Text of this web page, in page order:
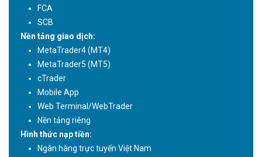
FCA
SCB
Nền tảng giao dịch:
MetaTrader4 (MT4)
MetaTrader5 (MT5)
cTrader
Mobile App
Web Terminal/WebTrader
Nền tảng riêng
Hình thức nạp tiền:
Ngân hàng trực tuyến Việt Nam